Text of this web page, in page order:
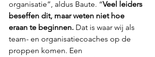
organisatie”, aldus Baute. “Veel leiders
beseffen dit, maar weten niet hoe
eraan te beginnen. Dat is waar wij als
team- en organisatiecoaches op de
proppen komen. Een